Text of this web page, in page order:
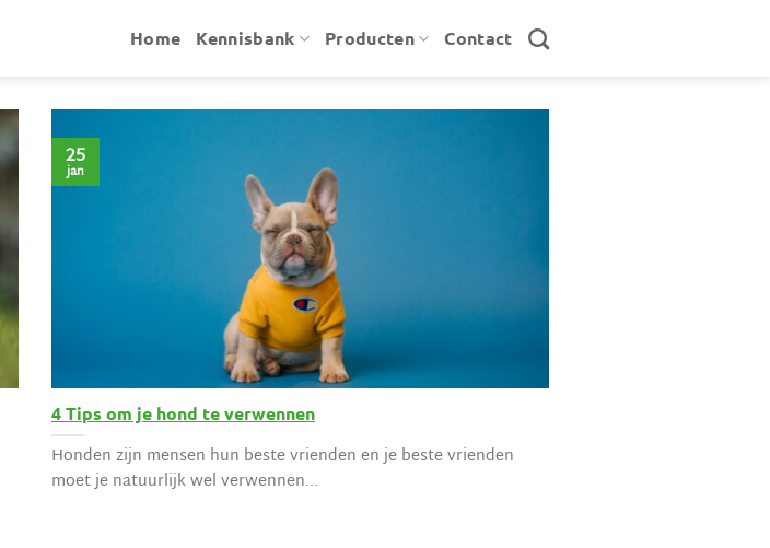
Home Kennisbank Producten Contact
4 Tips om je hond te verwennen
Honden zijn mensen hun beste vrienden en je beste vrienden
moet je natuurlijk wel verwennen...
25
jan